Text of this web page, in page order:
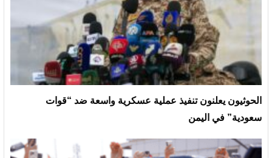
الحوثيون يعلنون تنفيذ عملية عسكرية واسعة ضد “قوات
سعودية” في اليمن